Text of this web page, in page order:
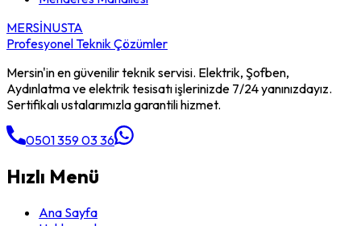
MERSİNUSTA
Profesyonel Teknik Çözümler
Mersin'in en güvenilir teknik servisi. Elektrik, Şofben,
Aydınlatma ve elektrik tesisatı işlerinizde 7/24 yanınızdayız.
Sertifikalı ustalarımızla garantili hizmet.
0501 359 03 36
Hızlı Menü
Ana Sayfa